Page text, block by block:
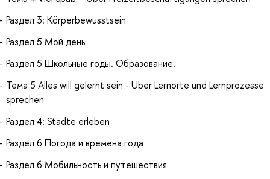
Раздел 3: Körperbewusstsein
Раздел 5 Мой день
Раздел 5 Школьные годы. Образование.
Тема 5 Alles will gelernt sein - Über Lernorte und Lernprozesse
sprechen
Раздел 4: Städte erleben
Раздел 6 Погода и времена года
Раздел 6 Мобильность и путешествия